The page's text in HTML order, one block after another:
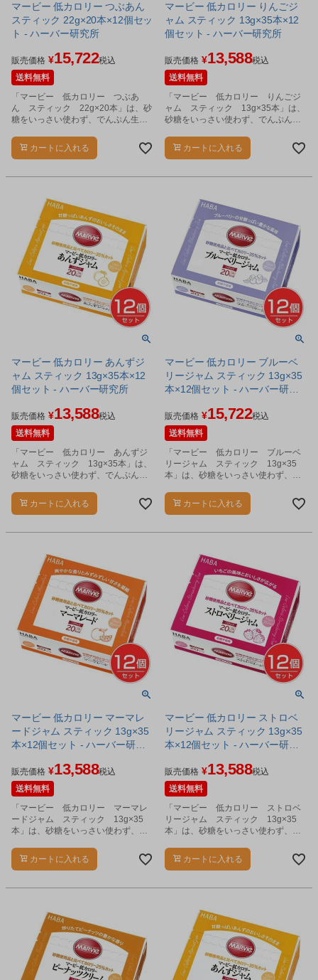
マービー 低カロリー つぶあん
スティック 22g×20本×12個セッ
ト - ハーバー研究所
販売価格 ¥15,722税込
送料無料
「マービー 低カロリー つぶあ
ん スティック 22g×20本」は、砂
糖をいっさい使わず、でんぷん生ま
ました。
カートに入れる
マービー 低カロリー りんごジ
ャム スティック 13g×35本×12
個セット - ハーバー研究所
販売価格 ¥13,588税込
送料無料
「マービー 低カロリー りんごジ
ャム スティック 13g×35本」は、
砂糖をいっさい使わず、でんぷん生
げたジャムです。
カートに入れる
マービー 低カロリー あんずジ
ャム スティック 13g×35本×12
個セット - ハーバー研究所
販売価格 ¥13,588税込
送料無料
「マービー 低カロリー あんずジ
ャム スティック 13g×35本」は、
砂糖をいっさい使わず、でんぷん生
げたジャムです。
カートに入れる
マービー 低カロリー ブルーベ
リージャム スティック 13g×35
本×12個セット - ハーバー研究
販売価格 ¥15,722税込
送料無料
「マービー 低カロリー ブルーベ
リージャム スティック 13g×35
本」は、砂糖をいっさい使わず、で
けで仕上げたジャムです。
カートに入れる
マービー 低カロリー マーマレ
ードジャム スティック 13g×35
本×12個セット - ハーバー研究
販売価格 ¥13,588税込
送料無料
「マービー 低カロリー マーマレ
ードジャム スティック 13g×35
本」は、砂糖をいっさい使わず、で
けで仕上げたジャムです。
カートに入れる
マービー 低カロリー ストロベ
リージャム スティック 13g×35
本×12個セット - ハーバー研究
販売価格 ¥13,588税込
送料無料
「マービー 低カロリー ストロベ
リージャム スティック 13g×35
本」は、砂糖をいっさい使わず、で
けで仕上げたジャムです。
カートに入れる